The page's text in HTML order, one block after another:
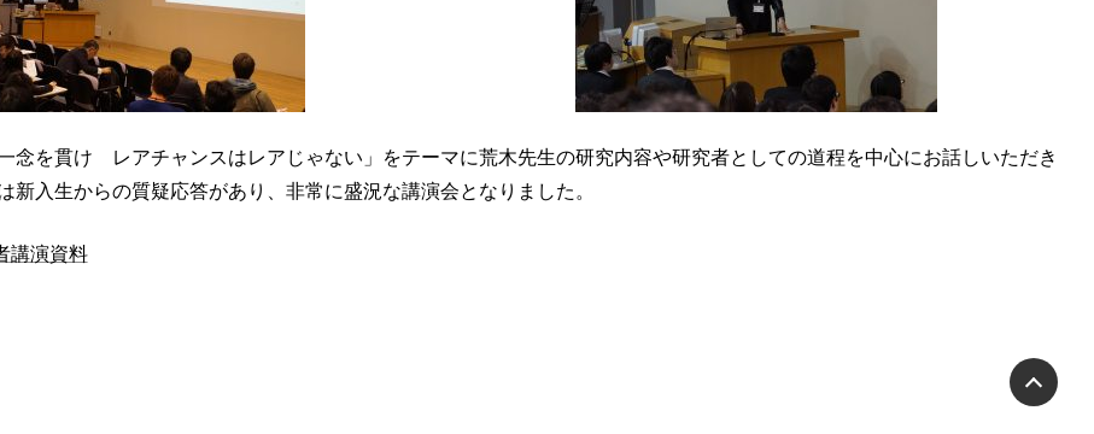
念を貫け レアチャンスはレアじゃない」をテーマに荒木先生の研究内容や研究者としての道程を中心にお話しいただき
新入生からの質疑応答があり、非常に盛況な講演会となりました。
講演資料